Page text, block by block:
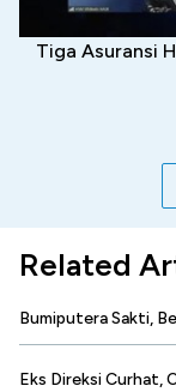
Tiga Asuransi
Related
Bumiputera Sakti,
Eks Direksi Curhat,